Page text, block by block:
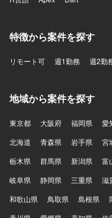
特徴から案件を探す
リモート可 週1勤務 週2勤
地域から案件を探す
東京都 大阪府 福岡県 愛
北海道
青森県 岩手県 宮
栃木県
群馬県 新潟県 富
岐阜県
静岡県 三重県 滋
和歌山県
鳥取県 島根県